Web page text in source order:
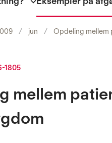
jun Opdeling mellem
1805
mellem